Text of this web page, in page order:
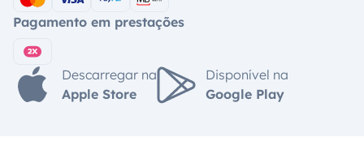
Pagamento em prestações
Descarregar na
Apple Store
Disponível na
Google Play